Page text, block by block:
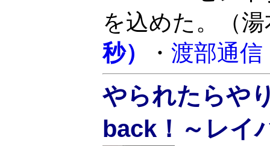
を込めた。（
秒）
・ 渡部通信
やられたらや
back！～レイ